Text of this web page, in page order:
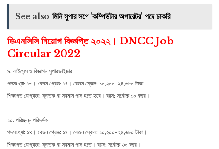
See also মিনি সুপার সপে 'কম্পিউটার অপারেটর' পদে চাকরি
ডিএনসিসি নিয়োগ বিজ্ঞপ্তি ২০২২। DNCC Job
Circular 2022
৯. লাইসেন্স ও বিজ্ঞাপন সুপারভাইজার
পদসংখ্যা: ১৩। বেতন গ্রেড: ১৪। বেতন স্কেল: ১০,২০০-২৪,৬৮০ টাকা
শিক্ষাগত যোগ্যতা: স্নাতক বা সমমান পাস হতে হবে। বয়স: সর্বোচ্চ ৩০ বছর।
১০. পরিচ্ছন্ন পরিদর্শক
পদসংখ্যা: ১৪। বেতন গ্রেড: ১৪। বেতন স্কেল: ১০,২০০-২৪,৬৮০ টাকা।
শিক্ষাগত যোগ্যতা: স্নাতক বা সমমান পাস হতে। বয়স: সর্বোচ্চ ৩০ বছর।